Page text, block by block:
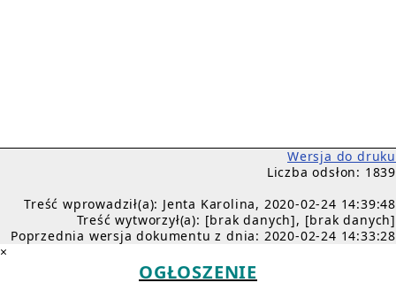
Wersja do druku
Liczba odsłon: 1839
Treść wprowadził(a): Jenta Karolina, 2020-02-24 14:39:48
Treść wytworzył(a): [brak danych], [brak danych]
Poprzednia wersja dokumentu z dnia: 2020-02-24 14:33:28
×
OGŁOSZENIE